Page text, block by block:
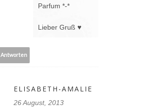
Parfum *-*
Lieber Gruß ♥
Antworten
ELISABETH-AMALIE
26 August, 2013